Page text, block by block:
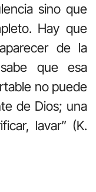
sino que
Hay que
de la
que esa
no puede
de Dios; una
lavar” (K.